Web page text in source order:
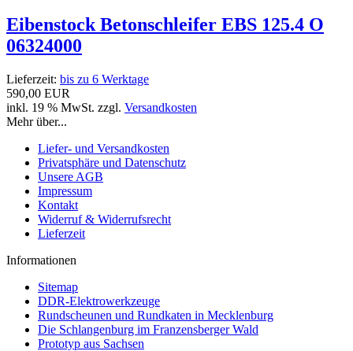
Eibenstock Betonschleifer EBS 125.4 O
06324000
Lieferzeit: bis zu 6 Werktage
590,00 EUR
inkl. 19 % MwSt. zzgl. Versandkosten
Mehr über...
Liefer- und Versandkosten
Privatsphäre und Datenschutz
Unsere AGB
Impressum
Kontakt
Widerruf & Widerrufsrecht
Lieferzeit
Informationen
Sitemap
DDR-Elektrowerkzeuge
Rundscheunen und Rundkaten in Mecklenburg
Die Schlangenburg im Franzensberger Wald
Prototyp aus Sachsen